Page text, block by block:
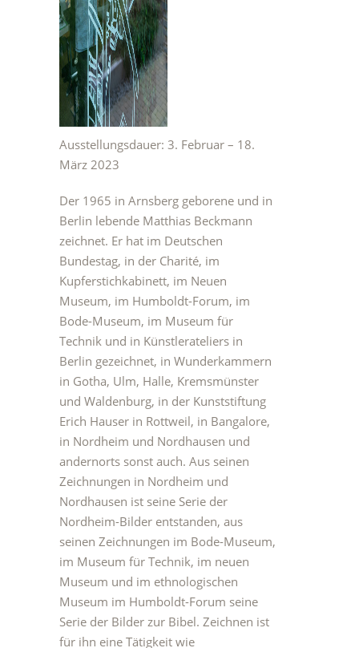
Ausstellungsdauer: 3. Februar – 18.
März 2023
Der 1965 in Arnsberg geborene und in
Berlin lebende Matthias Beckmann
zeichnet. Er hat im Deutschen
Bundestag, in der Charité, im
Kupferstichkabinett, im Neuen
Museum, im Humboldt-Forum, im
Bode-Museum, im Museum für
Technik und in Künstlerateliers in
Berlin gezeichnet, in Wunderkammern
in Gotha, Ulm, Halle, Kremsmünster
und Waldenburg, in der Kunststiftung
Erich Hauser in Rottweil, in Bangalore,
in Nordheim und Nordhausen und
andernorts sonst auch. Aus seinen
Zeichnungen in Nordheim und
Nordhausen ist seine Serie der
Nordheim-Bilder entstanden, aus
seinen Zeichnungen im Bode-Museum,
im Museum für Technik, im neuen
Museum und im ethnologischen
Museum im Humboldt-Forum seine
Serie der Bilder zur Bibel. Zeichnen ist
für ihn eine Tätigkeit wie